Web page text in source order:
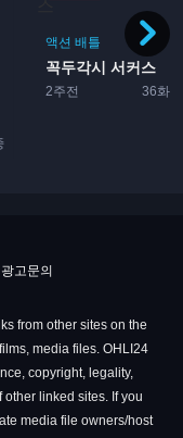
액션 배틀
꼭두각시 서커스
2주전 36화
광고문의
from other sites on the
media files. OHLI24
copyright, legality,
linked sites. If you
media file owners/host